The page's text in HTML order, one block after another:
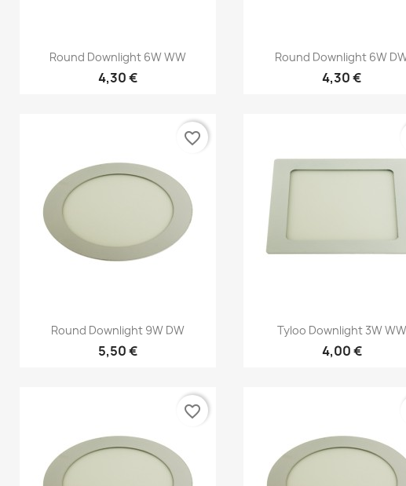
Kiirvaade
Round Downlight 6W WW
4,30 €
Kiirvaade
Round Downlight 6W
4,30 €
Kiirvaade
Round Downlight 9W DW
5,50 €
favorite_border
Kiirvaade
Tyloo Downlight 3W WW
4,00 €
favorite_border